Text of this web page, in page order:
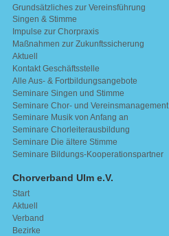
Grundsätzliches zur Vereinsführung
Singen & Stimme
Impulse zur Chorpraxis
Maßnahmen zur Zukunftssicherung
Aktuell
Kontakt Geschäftsstelle
Alle Aus- & Fortbildungsangebote
Seminare Singen und Stimme
Seminare Chor- und Vereinsmanagement
Seminare Musik von Anfang an
Seminare Chorleiterausbildung
Seminare Die ältere Stimme
Seminare Bildungs-Kooperationspartner
Chorverband Ulm e.V.
Start
Aktuell
Verband
Bezirke